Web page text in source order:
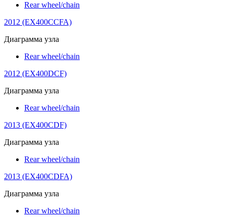
Rear wheel/chain
2012 (EX400CCFA)
Диаграмма узла
Rear wheel/chain
2012 (EX400DCF)
Диаграмма узла
Rear wheel/chain
2013 (EX400CDF)
Диаграмма узла
Rear wheel/chain
2013 (EX400CDFA)
Диаграмма узла
Rear wheel/chain